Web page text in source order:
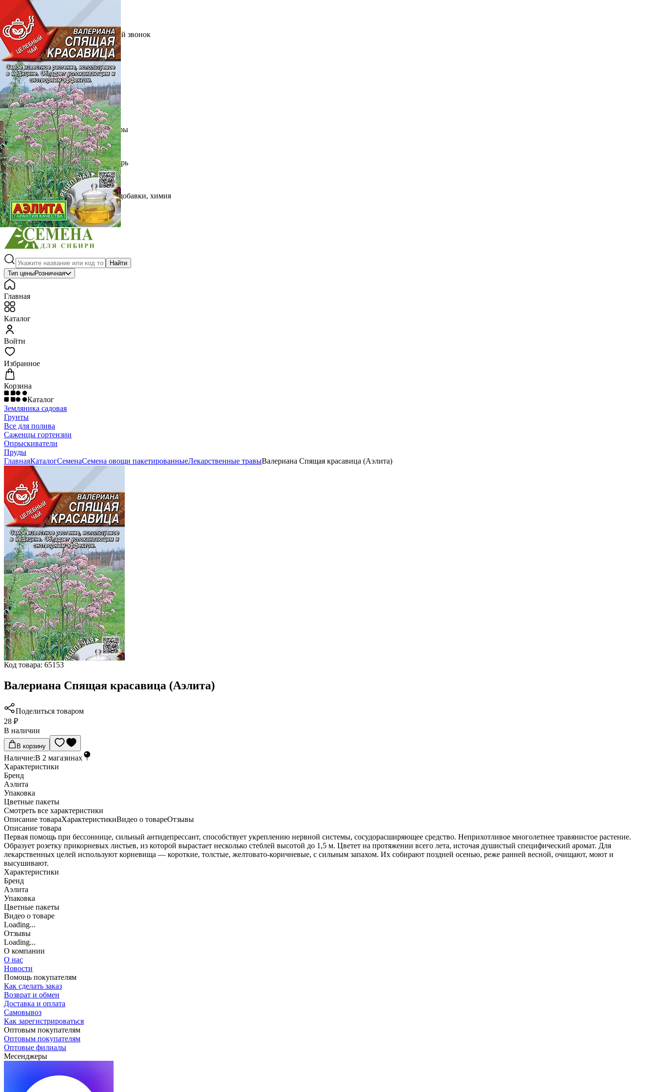
Выберите город
Обратный звонокЗаказать обратный звонок
Каталог
Семена
Грунты
Газонные травы, сидераты
Горшки, рассадники, аксессуары
Посадочный материал
Садовый инструмент, инвентарь
Консервирование
Средства защиты, удобрения, добавки, химия
Обустройство сада, декор
Найти
Тип ценыРозничная
Главная
Каталог
Войти
Избранное
Корзина
Каталог
Земляника садовая
Грунты
Все для полива
Саженцы гортензии
Опрыскиватели
Пруды
ГлавнаяКаталогСеменаСемена овощи пакетированныеЛекарственные травыВалериана Спящая красавица (Аэлита)
Код товара: 65153
Валериана Спящая красавица (Аэлита)
Поделиться товаром
28 ₽
В наличии
В корзину
Наличие:В 2 магазинах
Характеристики
Бренд
Аэлита
Упаковка
Цветные пакеты
Cмотреть все характеристики
Описание товараХарактеристикиВидео о товареОтзывы
Описание товара
Первая помощь при бессоннице, сильный антидепрессант, способствует укреплению нервной системы, сосудорасширяющее средство. Неприхотливое многолетнее травянистое растение.
Образует розетку прикорневых листьев, из которой вырастает несколько стеблей высотой до 1,5 м. Цветет на протяжении всего лета, источая душистый специфический аромат. Для
лекарственных целей используют корневища — короткие, толстые, желтовато-коричневые, с сильным запахом. Их собирают поздней осенью, реже ранней весной, очищают, моют и
высушивают.
Характеристики
Бренд
Аэлита
Упаковка
Цветные пакеты
Видео о товаре
Loading...
Отзывы
Loading...
О компании
О нас
Новости
Помощь покупателям
Как сделать заказ
Возврат и обмен
Доставка и оплата
Самовывоз
Как зарегистрироваться
Оптовым покупателям
Оптовым покупателям
Оптовые филиалы
Месенджеры